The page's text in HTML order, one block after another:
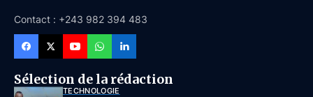
Contact : +243 982 394 483
Sélection de la rédaction
TECHNOLOGIE